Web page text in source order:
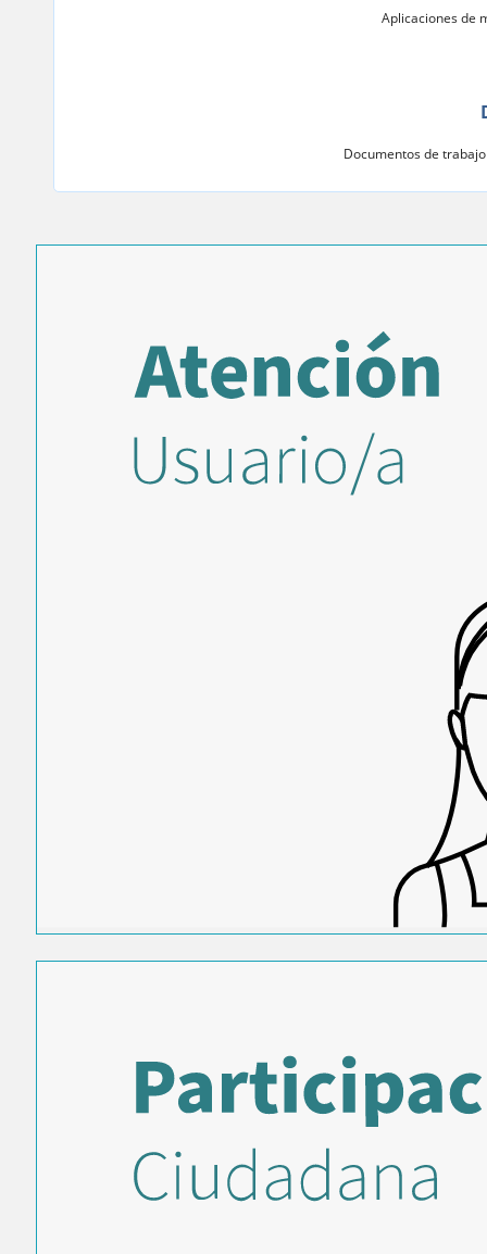
Aplicaciones de
Documentos de